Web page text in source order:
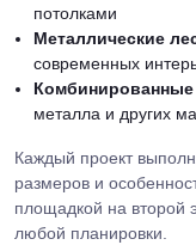
потолками
Металлические
современных
Комбинированные
металла и других
Каждый проект
размеров и
площадкой на второй
любой планировки.